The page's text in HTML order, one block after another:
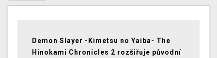
Demon Slayer -Kimetsu no Yaiba- The
Hinokami Chronicles 2 rozšiřuje původní